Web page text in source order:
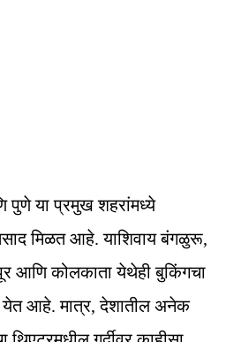
पुणे या प्रमुख शहरांमध्ये
मिळत आहे. याशिवाय बंगळुरू,
आणि कोलकाता येथेही बुकिंगचा
येत आहे. मात्र, देशातील अनेक